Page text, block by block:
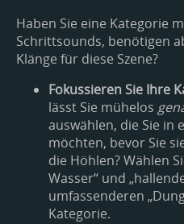
Haben Sie eine Kategorie
Schrittsounds, benötigen
Klänge für diese Szene?
Fokussieren Sie Ihre
lässt Sie mühelos
auswählen, die Sie in
möchten, bevor Sie
die Höhlen? Wählen
Wasser“ und
umfassenderen
Kategorie.